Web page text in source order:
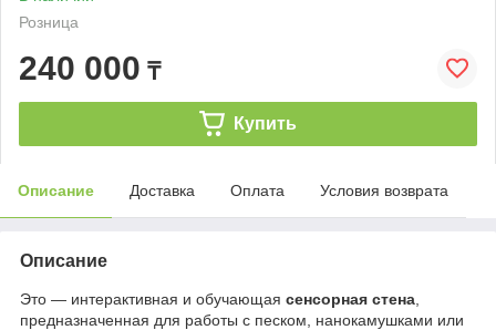
Розница
240 000 ₸
Купить
Описание Доставка Оплата Условия возврата
Описание
Это — интерактивная и обучающая сенсорная стена
предназначенная для работы с песком, нанокамушками или